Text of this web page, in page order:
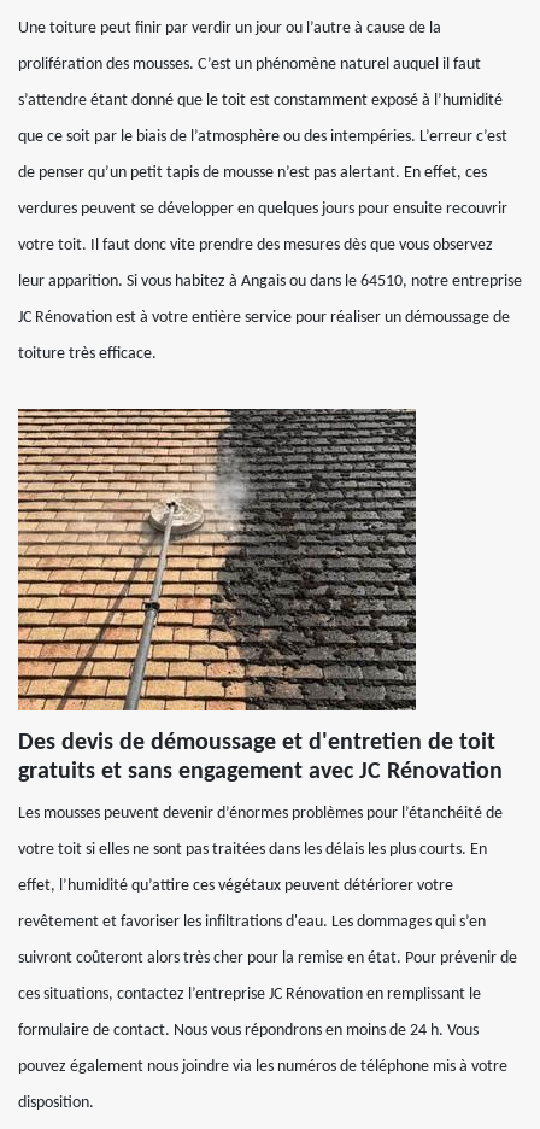
Une toiture peut finir par verdir un jour ou l’autre à cause de la
prolifération des mousses. C’est un phénomène naturel auquel il faut
s’attendre étant donné que le toit est constamment exposé à l’humidité
que ce soit par le biais de l’atmosphère ou des intempéries. L’erreur c’est
de penser qu’un petit tapis de mousse n’est pas alertant. En effet, ces
verdures peuvent se développer en quelques jours pour ensuite recouvrir
votre toit. Il faut donc vite prendre des mesures dès que vous observez
leur apparition. Si vous habitez à Angais ou dans le 64510, notre entreprise
JC Rénovation est à votre entière service pour réaliser un démoussage de
toiture très efficace.
Des devis de démoussage et d'entretien de toit
gratuits et sans engagement avec JC Rénovation
Les mousses peuvent devenir d’énormes problèmes pour l’étanchéité de
votre toit si elles ne sont pas traitées dans les délais les plus courts. En
effet, l’humidité qu’attire ces végétaux peuvent détériorer votre
revêtement et favoriser les infiltrations d'eau. Les dommages qui s’en
suivront coûteront alors très cher pour la remise en état. Pour prévenir de
ces situations, contactez l’entreprise JC Rénovation en remplissant le
formulaire de contact. Nous vous répondrons en moins de 24 h. Vous
pouvez également nous joindre via les numéros de téléphone mis à votre
disposition.